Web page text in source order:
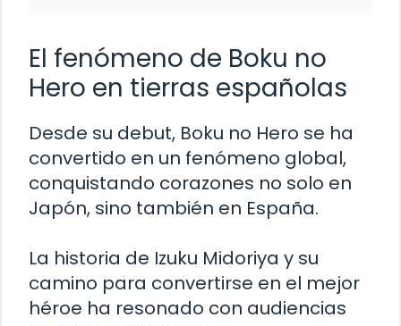
El fenómeno de Boku no
Hero en tierras españolas
Desde su debut, Boku no Hero se ha
convertido en un fenómeno global,
conquistando corazones no solo en
Japón, sino también en España.
La historia de Izuku Midoriya y su
camino para convertirse en el mejor
héroe ha resonado con audiencias